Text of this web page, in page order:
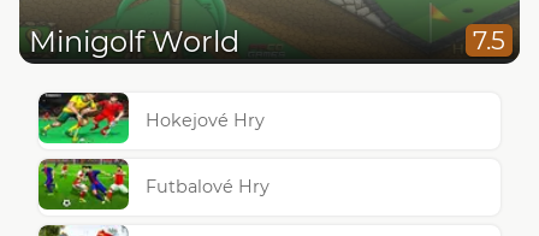
Minigolf World 7.5
Hokejové Hry
Futbalové Hry